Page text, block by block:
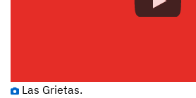
Las Grietas.